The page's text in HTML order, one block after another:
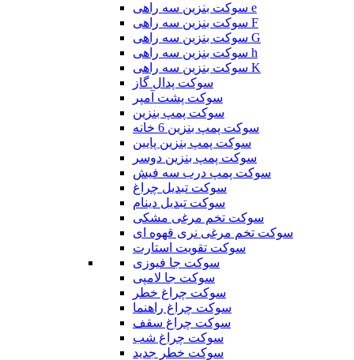
سوکت بنزین سه راهی e
سوکت بنزین سه راهی F
سوکت بنزین سه راهی G
سوکت بنزین سه راهی h
سوکت بنزین سه راهی K
سوکت پدال گاز
سوکت پشت آمپر
سوکت پمپ بنزین
سوکت پمپ بنزین 6 خانه
سوکت پمپ بنزین پایین
سوکت پمپ بنزین دوسر
سوکت پمپ درب سه فیش
سوکت تبدیل چراغ
سوکت تبدیل دینام
سوکت تخم مرغی مشکی
سوکت تخم مرغی نری قهوه ای
سوکت تقویت استارت
سوکت جا فیوزی
سوکت جا لامپی
سوکت چراغ خطر
سوکت چراغ راهنما
سوکت چراغ سقف
سوکت چراغ شب
سوکت خطر جدید